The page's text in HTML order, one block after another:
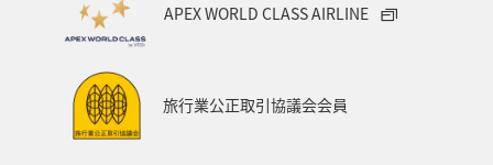
APEX WORLD CLASS AIRLINE
旅行業公正取引協議会会員